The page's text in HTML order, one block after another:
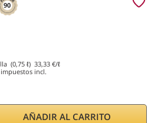
90
(0,75 ℓ) 33,33 €/ℓ
impuestos incl.
AÑADIR AL CARRITO